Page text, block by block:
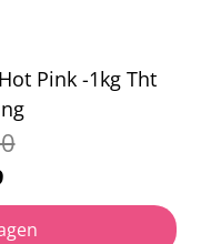
Pink -1kg Tht